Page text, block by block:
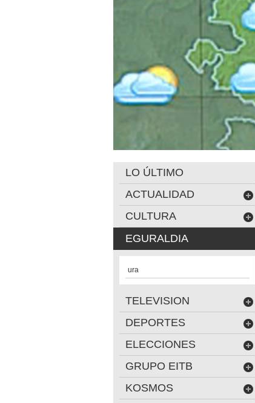
LO ÚLTIMO
ACTUALIDAD
CULTURA
EGURALDIA
ura
TELEVISION
DEPORTES
ELECCIONES
GRUPO EITB
KOSMOS